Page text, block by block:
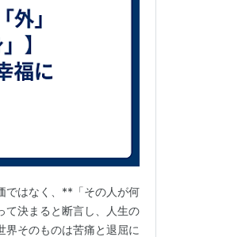
ではなく、**「その人が何
て決まると断言し、人生の
界そのものは苦痛と退屈に